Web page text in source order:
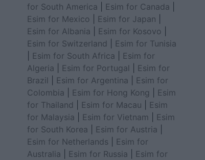
for South America
Esim for Canada
Esim for Mexico
Esim for Japan
Esim for Albania
Esim for Kosovo
Esim for Switzerland
Esim for Tunisia
Esim for South Africa
Esim for
Algeria
Esim for Portugal
Esim for
Brazil
Esim for Argentina
Esim for
Colombia
Esim for Hong Kong
Esim
for Thailand
Esim for Macau
Esim
for Malaysia
Esim for Vietnam
Esim
for South Korea
Esim for Austria
Esim for Netherlands
Esim for
Australia
Esim for Russia
Esim for